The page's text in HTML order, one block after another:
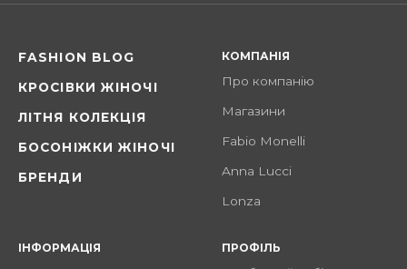
FASHION BLOG
КРОСІВКИ ЖІНОЧІ
ЛІТНЯ КОЛЕКЦІЯ
БОСОНІЖКИ ЖІНОЧІ
БРЕНДИ
КОМПАНІЯ
Про компанію
Магазини
Fabio Monelli
Anna Lucci
Lonza
ІНФОРМАЦІЯ ПРОФІЛЬ